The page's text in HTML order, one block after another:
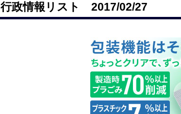
行政情報リスト 2017/02/27